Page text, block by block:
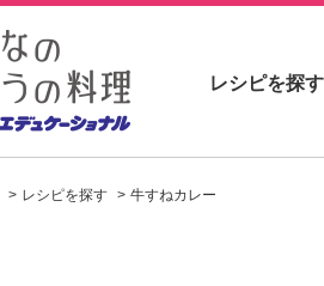
し
レシピを探す
レシピを探す 牛すねカレー